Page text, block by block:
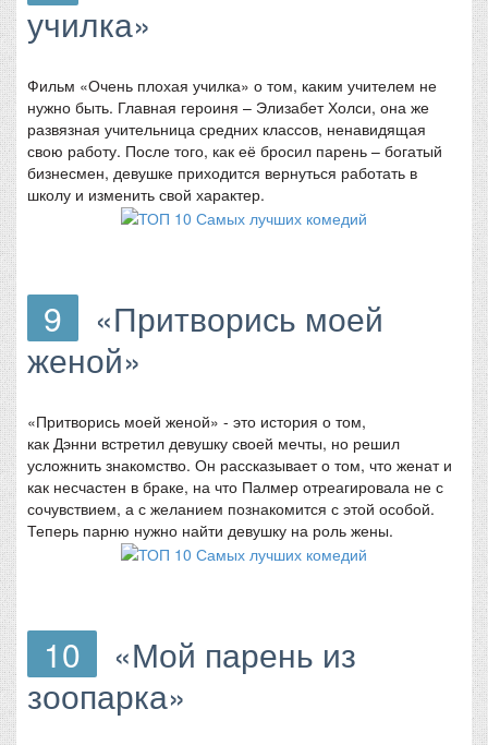
училка»
Фильм «Очень плохая училка» о том, каким учителем не
нужно быть. Главная героиня – Элизабет Холси, она же
развязная учительница средних классов, ненавидящая
свою работу. После того, как её бросил парень – богатый
бизнесмен, девушке приходится вернуться работать в
школу и изменить свой характер.
9
«Притворись моей
женой»
«Притворись моей женой» - это история о том,
как Дэнни встретил девушку своей мечты, но решил
усложнить знакомство. Он рассказывает о том, что женат и
как несчастен в браке, на что Палмер отреагировала не с
сочувствием, а с желанием познакомится с этой особой.
Теперь парню нужно найти девушку на роль жены.
10
«Мой парень из
зоопарка»